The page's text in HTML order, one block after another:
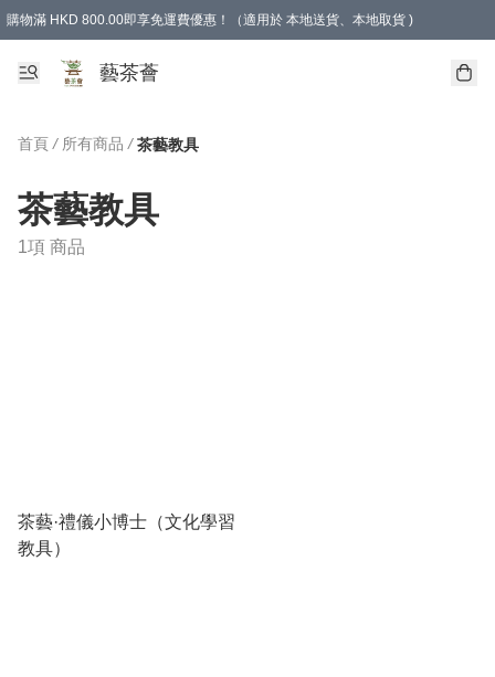
購物滿 HKD 800.00即享免運費優惠！（適用於 本地送貨、本地取貨 )
藝茶薈
首頁 / 所有商品 / 茶藝教具
茶藝教具
1項 商品
茶藝·禮儀小博士（文化學習
教具）